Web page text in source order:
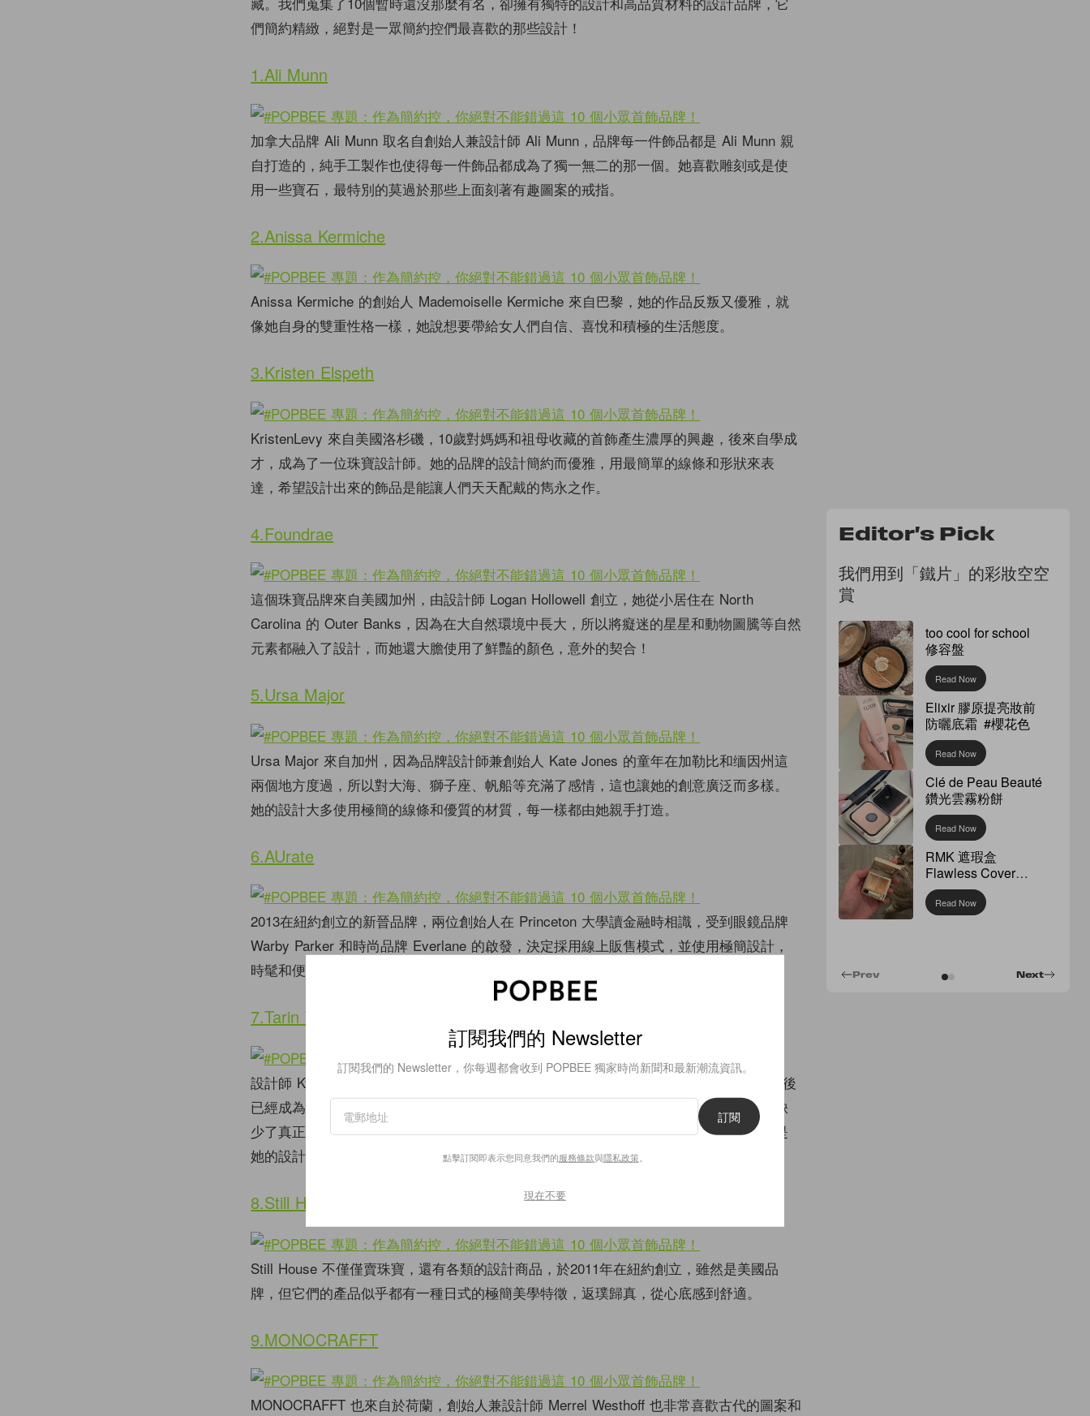
們簡約精緻，絕對是一眾簡約控們最喜歡的那些設計！
1.Ali Munn
加拿大品牌 Ali Munn 取名自創始人兼設計師 Ali Munn，品牌每一件飾品都是 Ali Munn 親
自打造的，純手工製作也使得每一件飾品都成為了獨一無二的那一個。她喜歡雕刻或是使
用一些寶石，最特別的莫過於那些上面刻著有趣圖案的戒指。
2.Anissa Kermiche
Anissa Kermiche 的創始人 Mademoiselle Kermiche 來自巴黎，她的作品反叛又優雅，就
像她自身的雙重性格一樣，她說想要帶給女人們自信、喜悅和積極的生活態度。
3.Kristen Elspeth
KristenLevy 來自美國洛杉磯，10歲對媽媽和祖母收藏的首飾產生濃厚的興趣，後來自學成
才，成為了一位珠寶設計師。她的品牌的設計簡約而優雅，用最簡單的線條和形狀來表
達，希望設計出來的飾品是能讓人們天天配戴的雋永之作。
4.Foundrae
這個珠寶品牌來自美國加州，由設計師 Logan Hollowell 創立，她從小居住在 North
Carolina 的 Outer Banks，因為在大自然環境中長大，所以將癡迷的星星和動物圖騰等自然
元素都融入了設計，而她還大膽使用了鮮豔的顏色，意外的契合！
5.Ursa Major
Ursa Major 來自加州，因為品牌設計師兼創始人 Kate Jones 的童年在加勒比和缅因州這
兩個地方度過，所以對大海、獅子座、帆船等充滿了感情，這也讓她的創意廣泛而多樣。
她的設計大多使用極簡的線條和優質的材質，每一樣都由她親手打造。
6.AUrate
2013在紐約創立的新晉品牌，兩位創始人在 Princeton 大學讀金融時相識，受到眼鏡品牌
Warby Parker 和時尚品牌 Everlane 的啟發，決定採用線上販售模式，並使用極簡設計，
時髦和便捷讓這個品牌雖然創立不久，卻已經受到不少的關注。
7.Tarin Thomas
設計師 Kylie Nakao 畢業於紐約著名的 Parsons School of Art & Design，她工作多年之後
已經成為了一家高級珠寶的採購部主任，但她卻發現市面上的珠寶都太過老練和冷靜，缺
少了真正的珠寶，這就是為什麼她創立了這個品牌，用各種寶石和簡潔的設計相結合，是
她的設計的一大特點。
8.Still House
Still House 不僅僅賣珠寶，還有各類的設計商品，於2011年在紐約創立，雖然是美國品
牌，但它們的產品似乎都有一種日式的極簡美學特徵，返璞歸真，從心底感到舒適。
9.MONOCRAFFT
MONOCRAFFT 也來自於荷蘭，創始人兼設計師 Merrel Westhoff 也非常喜歡古代的圖案和
Editor's Pick
我們用到「鐵片」的彩妝空空
賞
too cool for school
修容盤
Read Now
Elixir 膠原提亮妝前
防曬底霜 #櫻花色
Read Now
Clé de Peau Beauté
鑽光雲霧粉餅
Read Now
RMK 遮瑕盒
Flawless Cover
Concealer
Read Now
Next
Prev
訂閱我們的 Newsletter
訂閱我們的 Newsletter，你每週都會收到 POPBEE 獨家時尚新聞和最新潮流資訊。
訂閱
點擊訂閱即表示您同意我們的服務條款與隱私政策。
現在不要